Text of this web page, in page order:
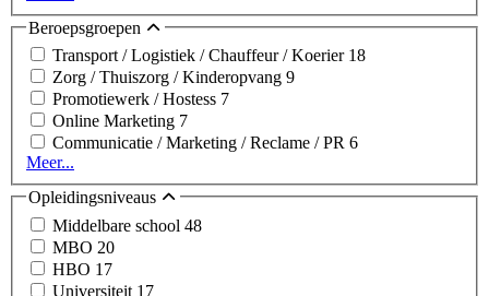
Beroepsgroepen
Transport / Logistiek / Chauffeur / Koerier 18
Zorg / Thuiszorg / Kinderopvang 9
Promotiewerk / Hostess 7
Online Marketing 7
Communicatie / Marketing / Reclame / PR 6
Meer...
Opleidingsniveaus
Middelbare school 48
MBO 20
HBO 17
Universiteit 17